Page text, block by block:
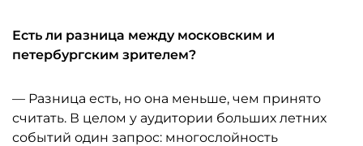
Есть ли разница между московским и
петербургским зрителем?
— Разница есть, но она меньше, чем принято
считать. В целом у аудитории больших летних
событий один запрос: многослойность